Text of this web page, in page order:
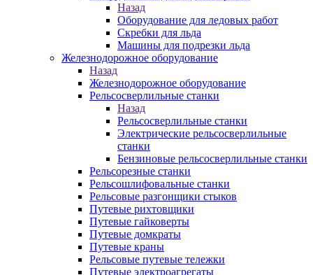
Назад
Оборудование для ледовых работ
Скребки для льда
Машины для подрезки льда
Железнодорожное оборудование
Назад
Железнодорожное оборудование
Рельсосверлильные станки
Назад
Рельсосверлильные станки
Электрические рельсосверлильные
станки
Бензиновые рельсосверлильные станки
Рельсорезные станки
Рельсошлифовальные станки
Рельсовые разгонщики стыков
Путевые рихтовщики
Путевые гайковерты
Путевые домкраты
Путевые краны
Рельсовые путевые тележки
Путевые электроагрегаты